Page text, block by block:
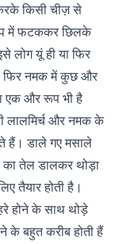
किसी चीज़ से
में फटककर छिलके
लोग यूं ही या फिर
फिर नमक में कुछ और
एक और रूप भी है
लालमिर्च और नमक के
डाले गए मसाले
तेल डालकर थोड़ा
तैयार होती है।
होने के साथ थोड़े
के बहुत करीब होती हैं